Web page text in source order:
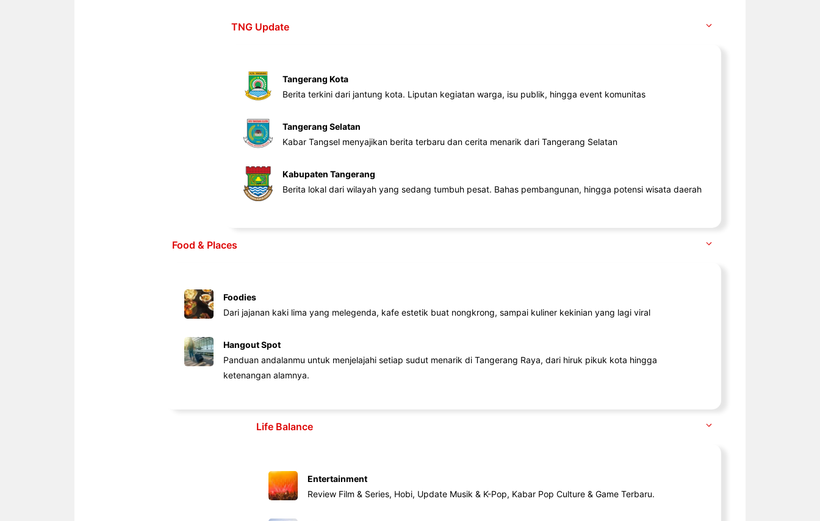
TNG Update
Tangerang Kota
Berita terkini dari jantung kota. Liputan kegiatan warga, isu publik, hingga event komunitas
Tangerang Selatan
Kabar Tangsel menyajikan berita terbaru dan cerita menarik dari Tangerang Selatan
Kabupaten Tangerang
Berita lokal dari wilayah yang sedang tumbuh pesat. Bahas pembangunan, hingga potensi wisata daerah
Food & Places
Foodies
Dari jajanan kaki lima yang melegenda, kafe estetik buat nongkrong, sampai kuliner kekinian yang lagi viral
Hangout Spot
Panduan andalanmu untuk menjelajahi setiap sudut menarik di Tangerang Raya, dari hiruk pikuk kota hingga
ketenangan alamnya.
Life Balance
Entertainment
Review Film & Series, Hobi, Update Musik & K-Pop, Kabar Pop Culture & Game Terbaru.